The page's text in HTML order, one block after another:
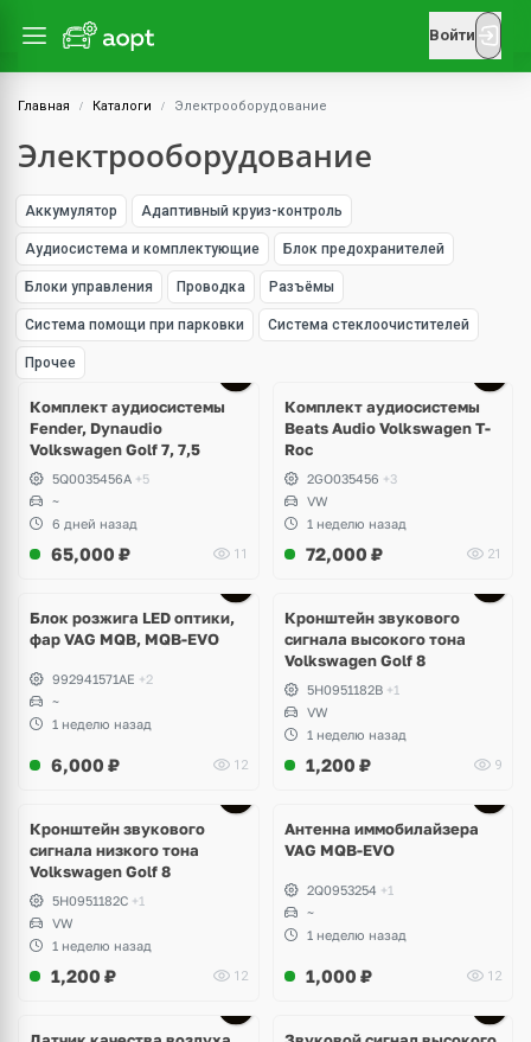
Войти
Главная Каталоги Электрооборудование
Электрооборудование
Аккумулятор Адаптивный круиз-контроль
Аудиосистема и комплектующие Блок предохранителей
Блоки управления Проводка Разъёмы
Система помощи при парковки Система стеклоочистителей
Прочее
Комплект аудиосистемы
Fender, Dynaudio
Volkswagen Golf 7, 7,5
5Q0035456A +5
~
6 дней назад
65,000 ₽ 11
Комплект аудиосистемы
Beats Audio Volkswagen T-
Roc
2GO035456 +3
VW
1 неделю назад
72,000 ₽ 21
Блок розжига LED оптики,
фар VAG MQB, MQB-EVO
992941571AE +2
~
1 неделю назад
6,000 ₽ 12
Кронштейн звукового
сигнала высокого тона
Volkswagen Golf 8
5H0951182B +1
VW
1 неделю назад
1,200 ₽ 9
Кронштейн звукового
сигнала низкого тона
Volkswagen Golf 8
5H0951182C +1
VW
1 неделю назад
1,200 ₽ 12
Антенна иммобилайзера
VAG MQB-EVO
2Q0953254 +1
~
1 неделю назад
1,000 ₽ 12